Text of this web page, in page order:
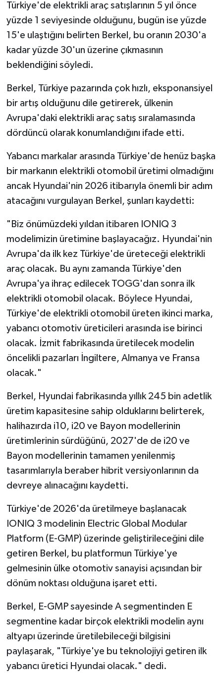
Türkiye'de elektrikli araç satışlarının 5 yıl önce
yüzde 1 seviyesinde olduğunu, bugün ise yüzde
15'e ulaştığını belirten Berkel, bu oranın 2030'a
kadar yüzde 30'un üzerine çıkmasının
beklendiğini söyledi.
Berkel, Türkiye pazarında çok hızlı, eksponansiyel
bir artış olduğunu dile getirerek, ülkenin
Avrupa'daki elektrikli araç satış sıralamasında
dördüncü olarak konumlandığını ifade etti.
Yabancı markalar arasında Türkiye'de henüz başka
bir markanın elektrikli otomobil üretimi olmadığını
ancak Hyundai'nin 2026 itibarıyla önemli bir adım
atacağını vurgulayan Berkel, şunları kaydetti:
"Biz önümüzdeki yıldan itibaren IONIQ 3
modelimizin üretimine başlayacağız. Hyundai'nin
Avrupa'da ilk kez Türkiye'de üreteceği elektrikli
araç olacak. Bu aynı zamanda Türkiye'den
Avrupa'ya ihraç edilecek TOGG'dan sonra ilk
elektrikli otomobil olacak. Böylece Hyundai,
Türkiye'de elektrikli otomobil üreten ikinci marka,
yabancı otomotiv üreticileri arasında ise birinci
olacak. İzmit fabrikasında üretilecek modelin
öncelikli pazarları İngiltere, Almanya ve Fransa
olacak."
Berkel, Hyundai fabrikasında yıllık 245 bin adetlik
üretim kapasitesine sahip olduklarını belirterek,
halihazırda i10, i20 ve Bayon modellerinin
üretimlerinin sürdüğünü, 2027'de de i20 ve
Bayon modellerinin tamamen yenilenmiş
tasarımlarıyla beraber hibrit versiyonlarının da
devreye alınacağını kaydetti.
Türkiye'de 2026'da üretilmeye başlanacak
IONIQ 3 modelinin Electric Global Modular
Platform (E-GMP) üzerinde geliştirileceğini dile
getiren Berkel, bu platformun Türkiye'ye
gelmesinin ülke otomotiv sanayisi açısından bir
dönüm noktası olduğuna işaret etti.
Berkel, E-GMP sayesinde A segmentinden E
segmentine kadar birçok elektrikli modelin aynı
altyapı üzerinde üretilebileceği bilgisini
paylaşarak, "Türkiye'ye bu teknolojiyi getiren ilk
yabancı üretici Hyundai olacak." dedi.